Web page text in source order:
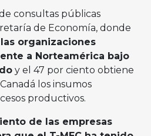
consultas públicas
de Economía, donde
organizaciones
a Norteamérica bajo
y el 47 por ciento obtiene
los insumos
productivos.
de las empresas